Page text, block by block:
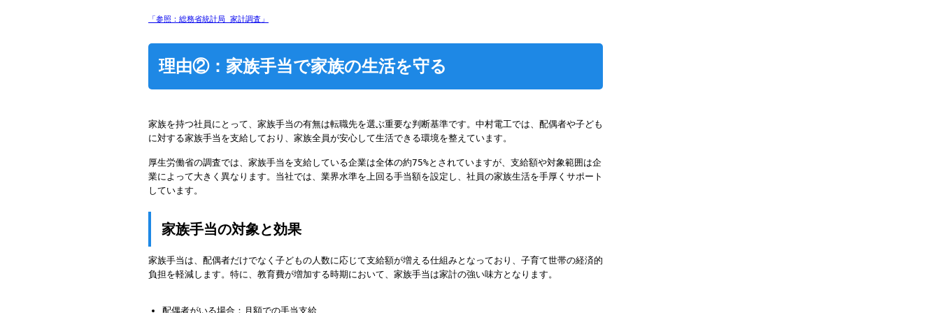
「参照：総務省統計局 家計調査」
理由②：家族手当で家族の生活を守る
家族を持つ社員にとって、家族手当の有無は転職先を選ぶ重要な判断基準です。中村電工では、配偶者や子ども
に対する家族手当を支給しており、家族全員が安心して生活できる環境を整えています。
厚生労働省の調査では、家族手当を支給している企業は全体の約75%とされていますが、支給額や対象範囲は企
業によって大きく異なります。当社では、業界水準を上回る手当額を設定し、社員の家族生活を手厚くサポート
しています。
家族手当の対象と効果
家族手当は、配偶者だけでなく子どもの人数に応じて支給額が増える仕組みとなっており、子育て世帯の経済的
負担を軽減します。特に、教育費が増加する時期において、家族手当は家計の強い味方となります。
配偶者がいる場合：月額での手当支給